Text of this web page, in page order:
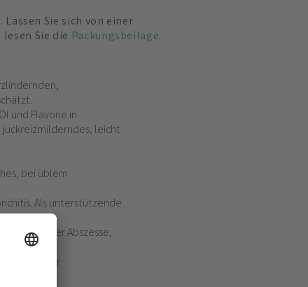
Sie sich von einer
Sie die Packungsbeilage.
und Flavone in
leicht
bei üblem
Als unterstützende
offener Abszesse,
oder